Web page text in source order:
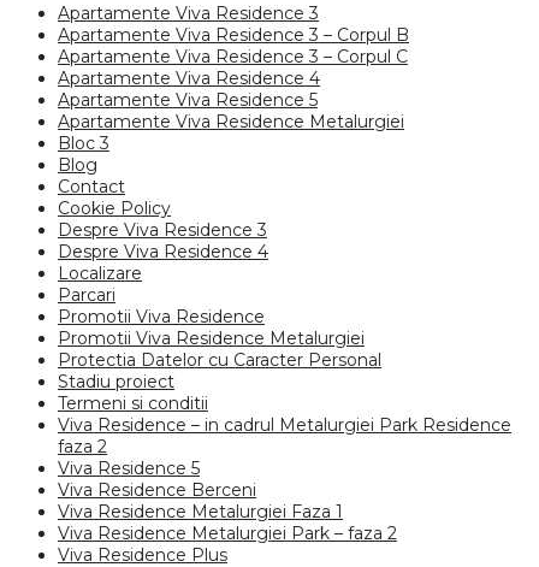
Apartamente Viva Residence 3
Apartamente Viva Residence 3 – Corpul B
Apartamente Viva Residence 3 – Corpul C
Apartamente Viva Residence 4
Apartamente Viva Residence 5
Apartamente Viva Residence Metalurgiei
Bloc 3
Blog
Contact
Cookie Policy
Despre Viva Residence 3
Despre Viva Residence 4
Localizare
Parcari
Promotii Viva Residence
Promotii Viva Residence Metalurgiei
Protectia Datelor cu Caracter Personal
Stadiu proiect
Termeni si conditii
Viva Residence – in cadrul Metalurgiei Park Residence
faza 2
Viva Residence 5
Viva Residence Berceni
Viva Residence Metalurgiei Faza 1
Viva Residence Metalurgiei Park – faza 2
Viva Residence Plus